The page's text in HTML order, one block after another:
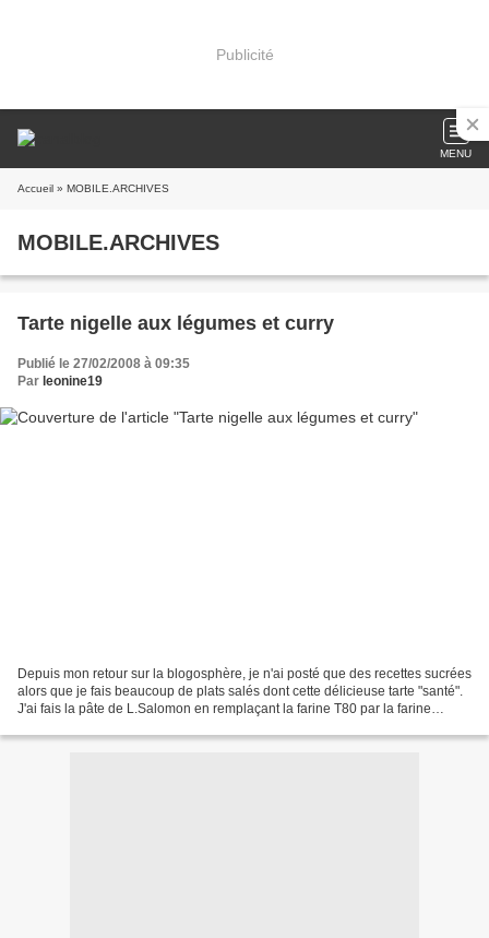
Publicité
MENU
Accueil » MOBILE.ARCHIVES
MOBILE.ARCHIVES
Tarte nigelle aux légumes et curry
Publié le 27/02/2008 à 09:35
Par leonine19
Depuis mon retour sur la blogosphère, je n'ai posté que des recettes sucrées
alors que je fais beaucoup de plats salés dont cette délicieuse tarte "santé".
J'ai fais la pâte de L.Salomon en remplaçant la farine T80 par la farine